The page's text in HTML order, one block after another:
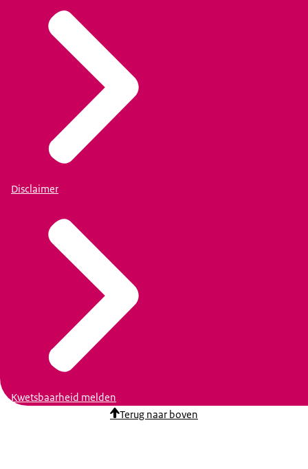
Disclaimer
Kwetsbaarheid melden
Terug naar boven